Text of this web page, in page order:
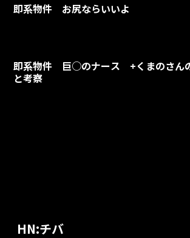
即系物件 お尻ならいいよ
即系物件 巨○のナース +くまのさん
と考察
HN:チバ